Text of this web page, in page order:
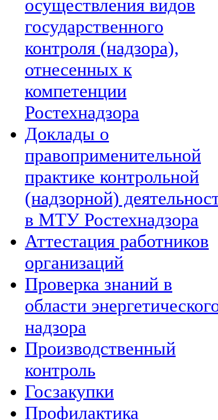
осуществления видов
государственного
контроля (надзора),
отнесенных к
компетенции
Ростехнадзора
Доклады о
правоприменительной
практике контрольной
(надзорной)
в МТУ Ростехнадзора
Аттестация работников
организаций
Проверка знаний в
области
надзора
Производственный
контроль
Госзакупки
Профилактика